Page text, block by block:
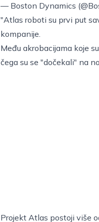
— Boston Dynamics
"Atlas roboti su prvi put
kompanije.
Među akrobacijama koje
čega su se "dočekali" na
Projekt Atlas postoji više